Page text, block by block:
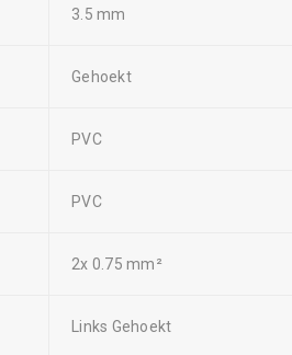
3.5 mm
Gehoekt
PVC
PVC
2x 0.75 mm²
Links Gehoekt